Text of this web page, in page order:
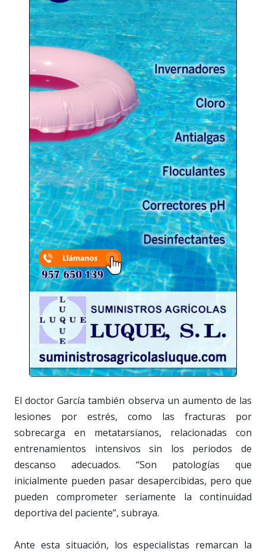
El doctor García también observa un aumento de las
lesiones por estrés, como las fracturas por
sobrecarga en metatarsianos, relacionadas con
entrenamientos intensivos sin los periodos de
descanso adecuados. “Son patologías que
inicialmente pueden pasar desapercibidas, pero que
pueden comprometer seriamente la continuidad
deportiva del paciente”, subraya.
Ante esta situación, los especialistas remarcan la